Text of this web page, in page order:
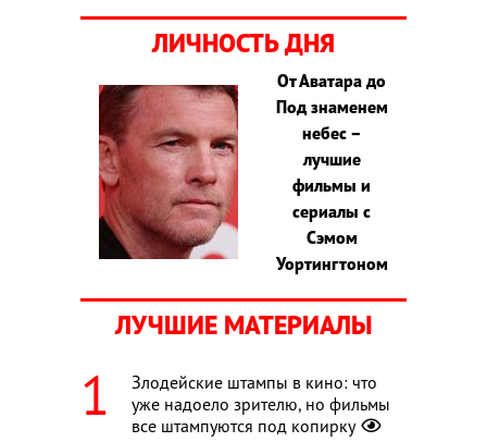
ЛИЧНОСТЬ ДНЯ
От Аватара до
Под знаменем
небес –
лучшие
фильмы и
сериалы с
Сэмом
Уортингтоном
ЛУЧШИЕ МАТЕРИАЛЫ
Злодейские штампы в кино: что
уже надоело зрителю, но фильмы
все штампуются под копирку